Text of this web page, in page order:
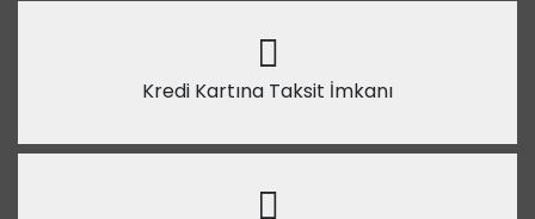
Kredi Kartına Taksit İmkanı